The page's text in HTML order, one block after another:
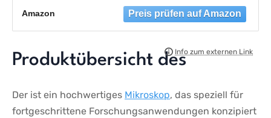
mechanischem Tisch und LED-Beleuchtung
- Tragekoffer für Studenten Labor Schule
Haushalt
Amazon
Produktübersicht​ des
Der ist ein hochwertiges Mikroskop, das speziell für
fortgeschrittene Forschungsanwendungen konzipiert